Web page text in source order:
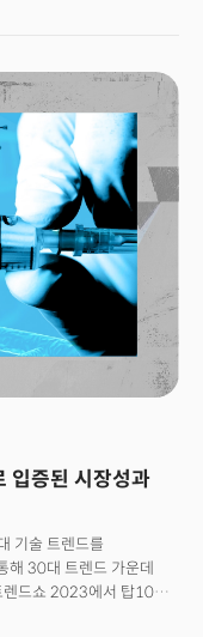
된다는 것이다. 그는
문에 면역이 생겼을
맞힐 바에는 이보다는
고 말했다. 코로나19
국에 거주하는 일부
백신에 대한 불신이 있는
주 전 다시 코로나에
칠 전부터 몸 상태가 좋지
을 받았다. 남편과 9살,
까지 맞았는데, 이젠 감기
아직 자녀들에게 백신을
“많이 괜찮아졌다고들
인 자녀들도 있는데,
말했다.
입증된 시장성과
기술 트렌드를
해 30대 트렌드 가운데
렌드쇼 2023에서 탑10
트렌드도 차례 차례